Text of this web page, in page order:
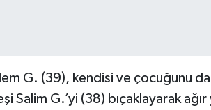
G. (39), kendisi ve çocuğunu
Salim G.’yi (38) bıçaklayarak ağır